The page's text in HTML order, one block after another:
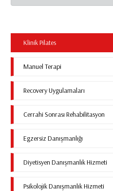
Klinik Pilates
Manuel Terapi
Recovery Uygulamaları
Cerrahi Sonrası Rehabilitasyon
Egzersiz Danışmanlığı
Diyetisyen Danışmanlık Hizmeti
Psikolojik Danışmanlık Hizmeti